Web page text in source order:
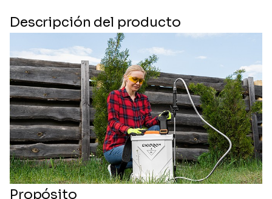
Descripción del producto
Propósito